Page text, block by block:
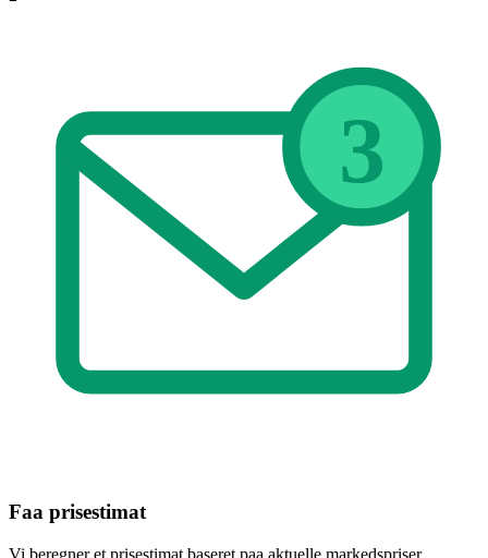
3
Faa prisestimat
Vi beregner et prisestimat baseret paa aktuelle markedspriser.